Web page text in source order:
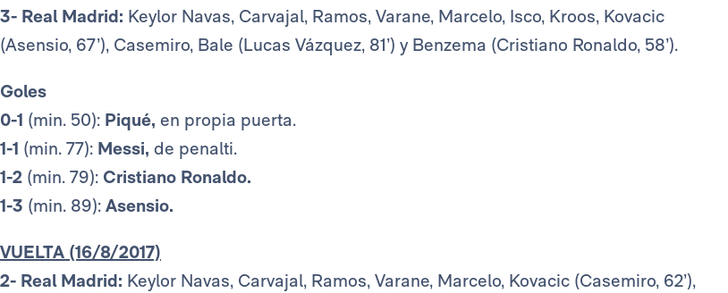
3- Real Madrid: Keylor Navas, Carvajal, Ramos, Varane, Marcelo, Isco, Kroos, Kovacic
(Asensio, 67’), Casemiro, Bale (Lucas Vázquez, 81’) y Benzema (Cristiano Ronaldo, 58’).
Goles
0-1 (min. 50): Piqué, en propia puerta.
1-1 (min. 77): Messi, de penalti.
1-2 (min. 79): Cristiano Ronaldo.
1-3 (min. 89): Asensio.
VUELTA (16/8/2017)
2- Real Madrid: Keylor Navas, Carvajal, Ramos, Varane, Marcelo, Kovacic (Casemiro, 62’),